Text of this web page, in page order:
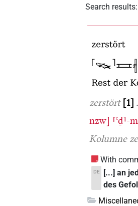
Search results:
zerstört 1
nzw] ⸢ꜥḏ⸣-
Kolumne
With
DE
[...] an
des